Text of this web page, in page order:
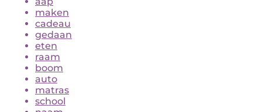
maken
cadeau
gedaan
eten
raam
boom
auto
matras
school